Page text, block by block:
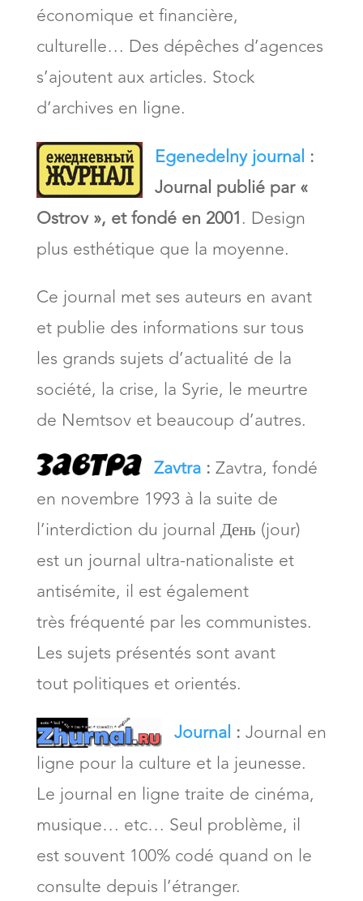
économique et financière,
culturelle… Des dépêches d’agences
s’ajoutent aux articles. Stock
d’archives en ligne.
Egenedelny journal :
Journal publié par «
Ostrov », et fondé en 2001. Design
plus esthétique que la moyenne.
Ce journal met ses auteurs en avant
et publie des informations sur tous
les grands sujets d’actualité de la
société, la crise, la Syrie, le meurtre
de Nemtsov et beaucoup d’autres.
Zavtra: Zavtra, fondé
en novembre 1993 à la suite de
l’interdiction du journal День (jour)
est un journal ultra-nationaliste et
antisémite, il est également
très fréquenté par les communistes.
Les sujets présentés sont avant
tout politiques et orientés.
Journal : Journal en
ligne pour la culture et la jeunesse.
Le journal en ligne traite de cinéma,
musique… etc… Seul problème, il
est souvent 100% codé quand on le
consulte depuis l’étranger.